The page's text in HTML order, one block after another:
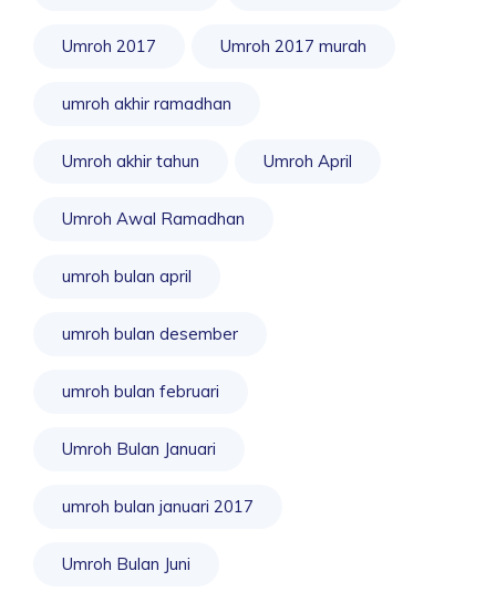
Umroh 2017 Umroh 2017 murah
umroh akhir ramadhan
Umroh akhir tahun Umroh April
Umroh Awal Ramadhan
umroh bulan april
umroh bulan desember
umroh bulan februari
Umroh Bulan Januari
umroh bulan januari 2017
Umroh Bulan Juni